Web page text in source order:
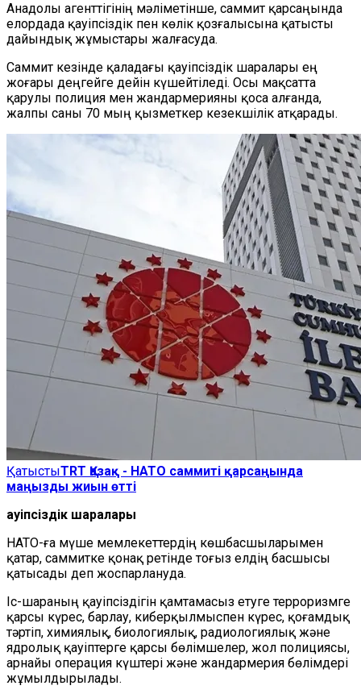
Анадолы агенттігінің мәліметінше, саммит қарсаңында
елордада қауіпсіздік пен көлік қозғалысына қатысты
дайындық жұмыстары жалғасуда.
Саммит кезінде қаладағы қауіпсіздік шаралары ең
жоғары деңгейге дейін күшейтіледі. Осы мақсатта
қарулы полиция мен жандармерияны қоса алғанда,
жалпы саны 70 мың қызметкер кезекшілік атқарады.
ҚатыстыTRT Қазақ - НАТО саммиті қарсаңында
маңызды жиын өтті
Қауіпсіздік шаралары
НАТО-ға мүше мемлекеттердің көшбасшыларымен
қатар, саммитке қонақ ретінде тоғыз елдің басшысы
қатысады деп жоспарлануда.
Іс-шараның қауіпсіздігін қамтамасыз етуге терроризмге
қарсы күрес, барлау, киберқылмыспен күрес, қоғамдық
тәртіп, химиялық, биологиялық, радиологиялық және
ядролық қауіптерге қарсы бөлімшелер, жол полициясы,
арнайы операция күштері және жандармерия бөлімдері
жұмылдырылады.